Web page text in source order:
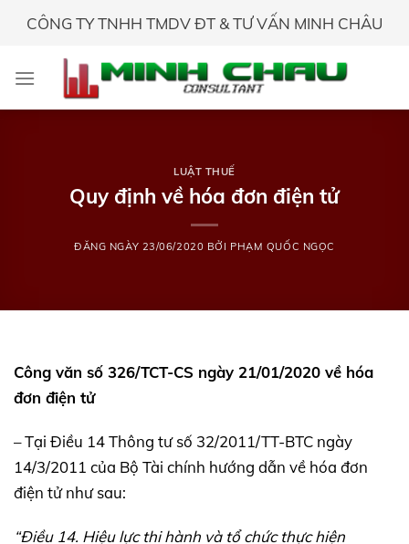
CÔNG TY TNHH TMDV ĐT & TƯ VẤN MINH CHÂU
LUẬT THUẾ
Quy định về hóa đơn điện tử
ĐĂNG NGÀY 23/06/2020 BỞI PHẠM QUỐC NGỌC
Công văn số 326/TCT-CS ngày 21/01/2020 về hóa
đơn điện tử
– Tại Điều 14 Thông tư số 32/2011/TT-BTC ngày
14/3/2011 của Bộ Tài chính hướng dẫn về hóa đơn
điện tử như sau:
“Điều 14. Hiệu lực thi hành và tổ chức thực hiện